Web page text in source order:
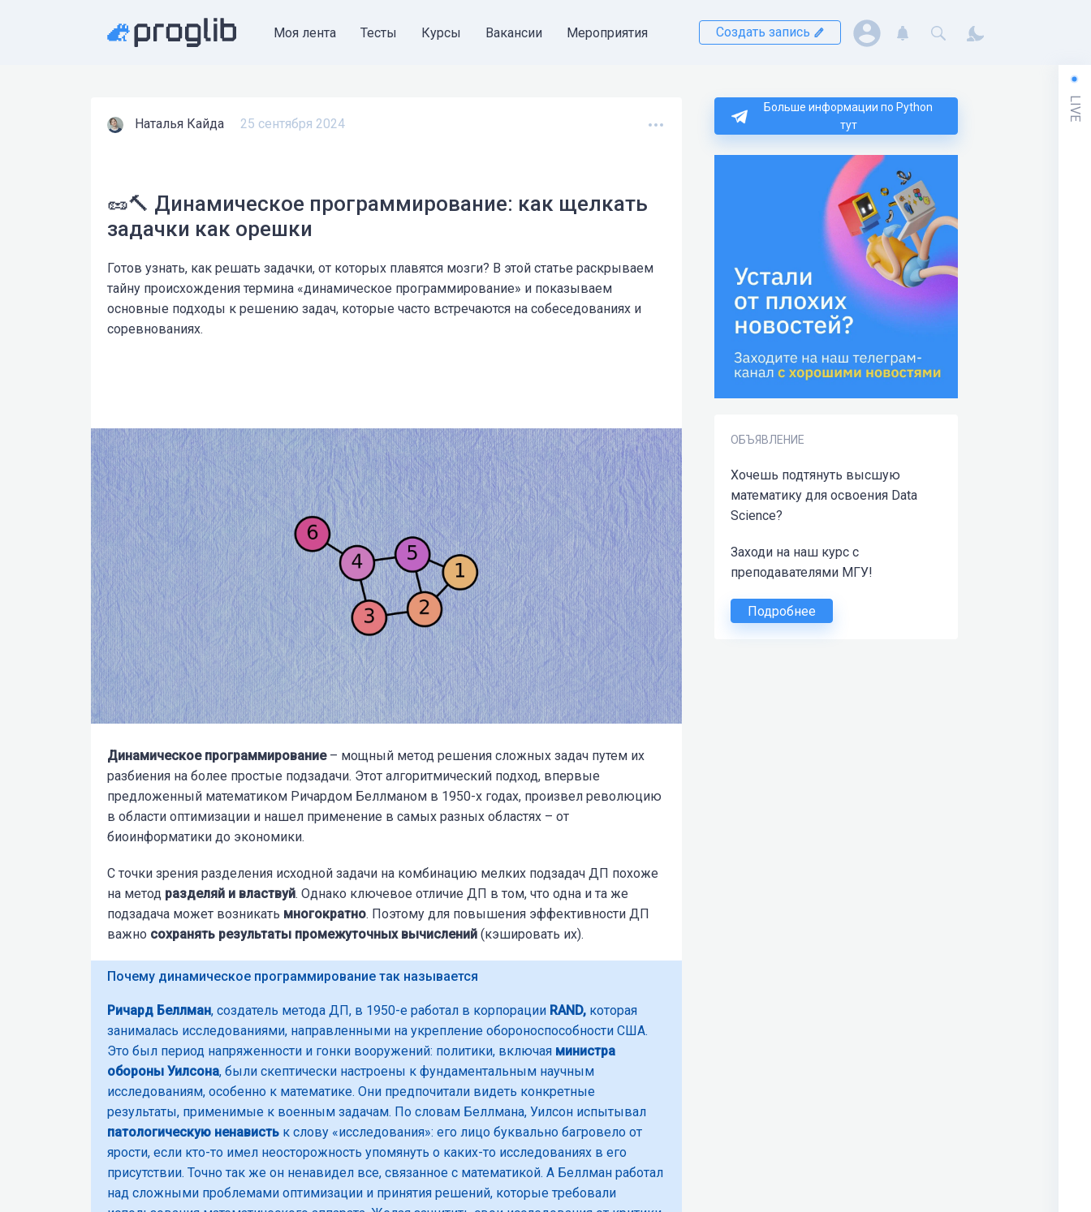
Моя лента Тесты Курсы Вакансии Мероприятия Создать запись
Больше информации по Python
тут
ОБЪЯВЛЕНИЕ
Хочешь подтянуть высшую
математику для освоения Data
Science?
Заходи на наш курс с
преподавателями МГУ!
Подробнее
Наталья Кайда 25 сентября 2024
🥜🔨 Динамическое программирование: как щелкать
задачки как орешки
Готов узнать, как решать задачки, от которых плавятся мозги? В этой статье раскрываем
тайну происхождения термина «динамическое программирование» и показываем
основные подходы к решению задач, которые часто встречаются на собеседованиях и
соревнованиях.
Динамическое программирование– мощный метод решения сложных задач путем их
разбиения на более простые подзадачи. Этот алгоритмический подход, впервые
предложенный математиком Ричардом Беллманом в 1950-х годах, произвел революцию
в области оптимизации и нашел применение в самых разных областях – от
биоинформатики до экономики.
С точки зрения разделения исходной задачи на комбинацию мелких подзадач ДП похоже
на метод разделяй и властвуй. Однако ключевое отличие ДП в том, что одна и та же
подзадача может возникать многократно. Поэтому для повышения эффективности ДП
важно сохранять результаты промежуточных вычислений (кэшировать их).
Почему динамическое программирование так называется
Ричард Беллман, создатель метода ДП, в 1950-е работал в корпорации RAND, которая
занималась исследованиями, направленными на укрепление обороноспособности США.
Это был период напряженности и гонки вооружений: политики, включая министра
обороны Уилсона, были скептически настроены к фундаментальным научным
исследованиям, особенно к математике. Они предпочитали видеть конкретные
результаты, применимые к военным задачам. По словам Беллмана, Уилсон испытывал
патологическую ненависть к слову «исследования»: его лицо буквально багровело от
ярости, если кто-то имел неосторожность упомянуть о каких-то исследованиях в его
присутствии. Точно так же он ненавидел все, связанное с математикой. А Беллман работал
над сложными проблемами оптимизации и принятия решений, которые требовали
LIVE